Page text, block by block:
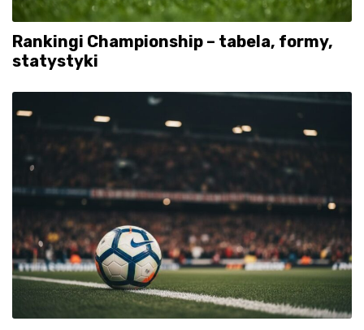
Rankingi Championship – tabela, formy,
statystyki